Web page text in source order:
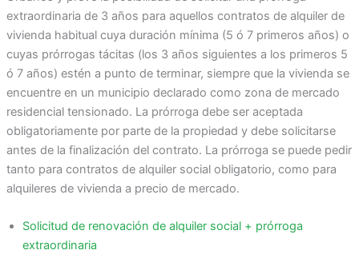
extraordinaria de 3 años para aquellos contratos de alquiler de
vivienda habitual cuya duración mínima (5 ó 7 primeros años) o
cuyas prórrogas tácitas (los 3 años siguientes a los primeros 5
ó 7 años) estén a punto de terminar, siempre que la vivienda se
encuentre en un municipio declarado como zona de mercado
residencial tensionado. La prórroga debe ser aceptada
obligatoriamente por parte de la propiedad y debe solicitarse
antes de la finalización del contrato. La prórroga se puede pedir
tanto para contratos de alquiler social obligatorio, como para
alquileres de vivienda a precio de mercado.
Solicitud de renovación de alquiler social + prórroga
extraordinaria